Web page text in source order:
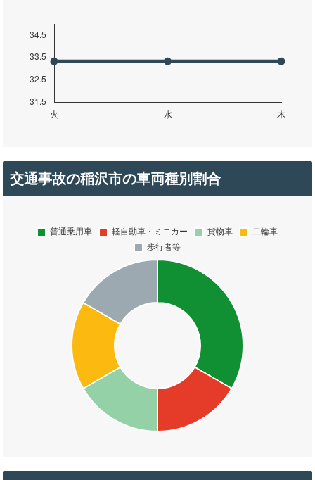
交通事故の稲沢市の車両種別割合